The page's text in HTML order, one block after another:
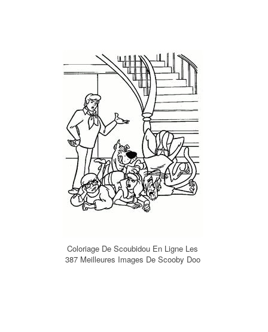
Coloriage De Scoubidou En Ligne Les
387 Meilleures Images De Scooby Doo